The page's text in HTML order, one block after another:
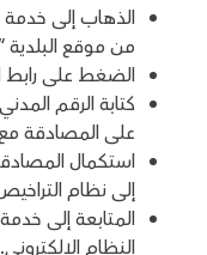
الذهاب إلى
من موقع البلدية
الضغط على رابط
كتابة الرقم
على المصادقة
استكمال
إلى نظام
المتابعة إلى
النظام الإلكتروني.